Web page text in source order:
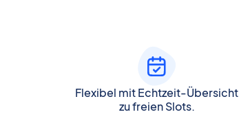
Flexibel mit Echtzeit-Übersicht
zu freien Slots.